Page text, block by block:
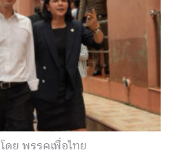
โดย พรรคเพื่อไทย